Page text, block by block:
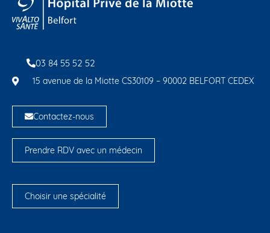
03 84 55 52 52
15 avenue de la Miotte CS30109 – 90002 BELFORT CEDEX
Contactez-nous
Prendre RDV avec un médecin
Choisir une spécialité